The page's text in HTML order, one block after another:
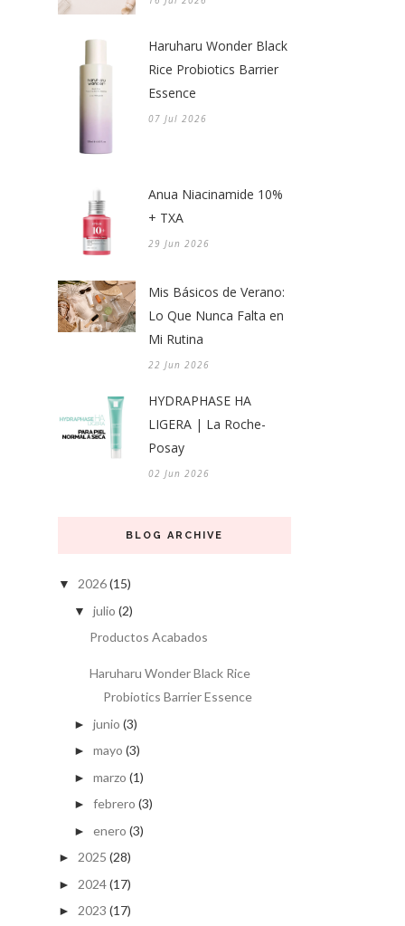
Haruharu Wonder Black
Rice Probiotics Barrier
Essence
07 Jul 2026
Anua Niacinamide 10%
+ TXA
29 Jun 2026
Mis Básicos de Verano:
Lo Que Nunca Falta en
Mi Rutina
22 Jun 2026
HYDRAPHASE HA
LIGERA | La Roche-
Posay
02 Jun 2026
BLOG ARCHIVE
▼ 2026(15)
▼ julio (2)
Productos Acabados
Haruharu Wonder Black Rice
Probiotics Barrier Essence
► junio (3)
► mayo (3)
► marzo (1)
► febrero (3)
► enero (3)
► 2025 (28)
► 2024(17)
► 2023 (17)